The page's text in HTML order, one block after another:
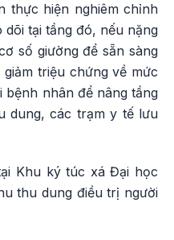
thực hiện nghiêm chỉnh
tại tầng đó, nếu nặng
số giường để sẵn sàng
triệu chứng về mức
bệnh nhân để nâng tầng
dung, các trạm y tế lưu
Khu ký túc xá Đại học
thu dung điều trị người